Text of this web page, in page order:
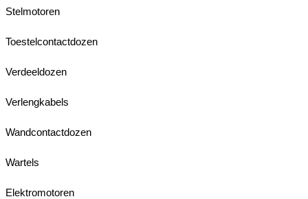
Stelmotoren
Toestelcontactdozen
Verdeeldozen
Verlengkabels
Wandcontactdozen
Wartels
Elektromotoren